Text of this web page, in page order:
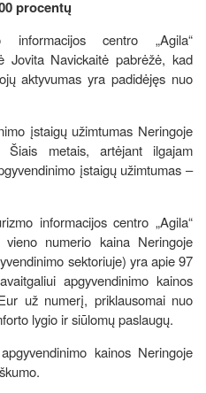
procentų
centro „Agila“
Jovita Navickaitė pabrėžė, kad
aktyvumas yra padidėjęs nuo
įstaigų užimtumas Neringoje
metais, artėjant ilgajam
įstaigų užimtumas –
informacijos centro „Agila“
vieno numerio kaina Neringoje
sektoriuje) yra apie 97
apgyvendinimo kainos
už numerį, priklausomai nuo
lygio ir siūlomų paslaugų.
kainos Neringoje